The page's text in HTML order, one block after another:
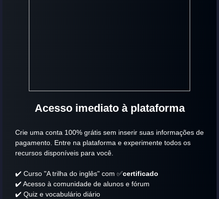
Acesso imediato à plataforma
Crie uma conta 100% grátis sem inserir suas informações de
pagamento. Entre na plataforma e experimente todos os
recursos disponíveis para você.
✔️ Curso "A trilha do inglês" com ✅certificado
✔️ Acesso à comunidade de alunos e fórum
✔️ Quiz e vocabulário diário